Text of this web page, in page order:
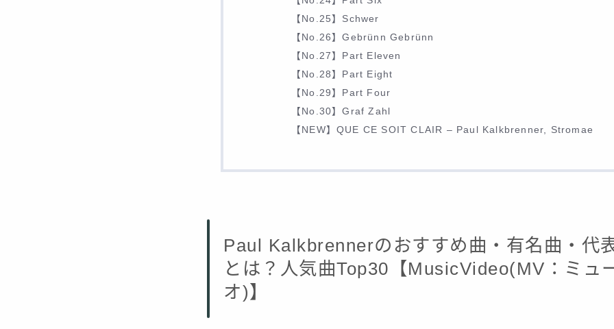
【No.25】Schwer
【No.26】Gebrünn Gebrünn
【No.27】Part Eleven
【No.28】Part Eight
【No.29】Part Four
【No.30】Graf Zahl
【NEW】QUE CE SOIT CLAIR – Paul Kalkbrenner, Stromae
Paul Kalkbrennerのおすすめ曲・有名曲・代
とは？人気曲Top30【MusicVideo(MV：ミュ
オ)】